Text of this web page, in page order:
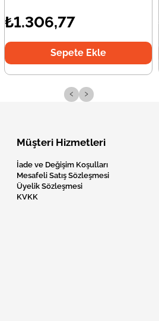
₺1.306,77
Sepete Ekle
‹ ›
Müşteri Hizmetleri
İade ve Değişim Koşulları
Mesafeli Satış Sözleşmesi
Üyelik Sözleşmesi
KVKK